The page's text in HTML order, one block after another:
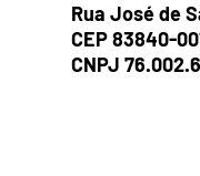
Rua José de
CEP 83840-
CNPJ